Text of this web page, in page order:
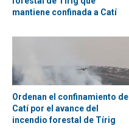
mantiene confinada a Catí
Ordenan el confinamiento de
Catí por el avance del
incendio forestal de Tírig